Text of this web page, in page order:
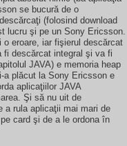
se bucură de o
(folosind download
lucru şi pe un Sony Ericsson.
eroare, iar fişierul descărcat
fi descărcat integral şi va fi
JAVA) e memoria heap
a plăcut la Sony Ericsson e
aplicaţiilor JAVA
Şi să nu uit de
a rula aplicaţii mai mari de
card şi de a le ordona în